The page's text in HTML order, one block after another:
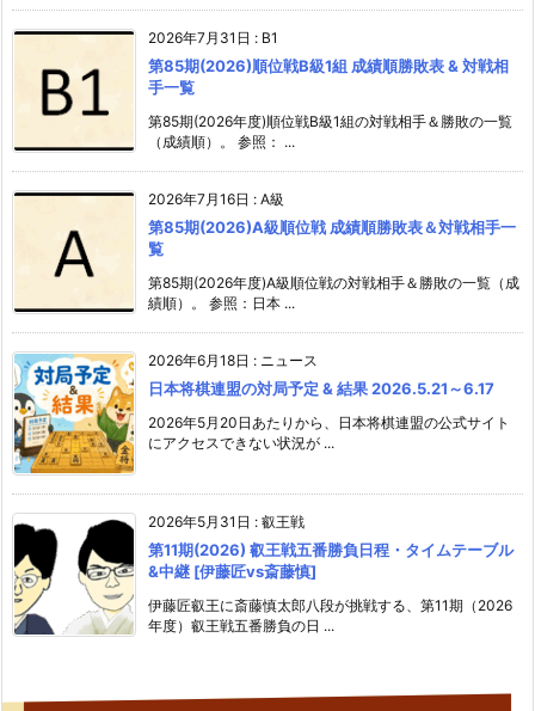
2026年7月31日 : B1
第85期(2026)順位戦B級1組 成績順勝敗表 & 対戦相
手一覧
第85期(2026年度)順位戦B級1組の対戦相手＆勝敗の一覧
（成績順）。 参照： ...
2026年7月16日 : A級
第85期(2026)A級順位戦 成績順勝敗表＆対戦相手一
覧
第85期(2026年度)A級順位戦の対戦相手＆勝敗の一覧（成
績順）。 参照：日本 ...
2026年6月18日 : ニュース
日本将棋連盟の対局予定 & 結果 2026.5.21～6.17
2026年5月20日あたりから、日本将棋連盟の公式サイト
にアクセスできない状況が ...
2026年5月31日 : 叡王戦
第11期(2026) 叡王戦五番勝負日程・タイムテーブル
&中継 [伊藤匠vs斎藤慎]
伊藤匠叡王に斎藤慎太郎八段が挑戦する、第11期（2026
年度）叡王戦五番勝負の日 ...